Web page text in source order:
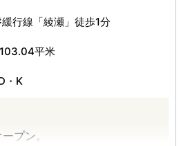
行線「綾瀬」徒歩1分
平米
・K
プン。